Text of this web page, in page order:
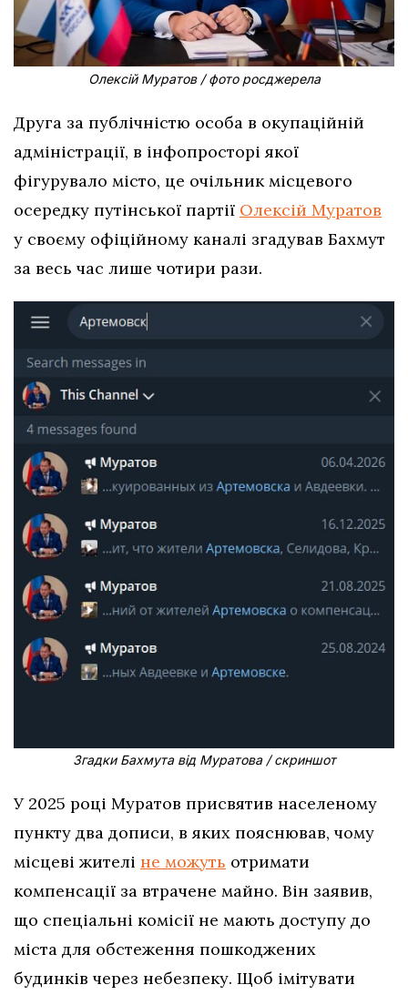
Олексій Муратов / фото росджерела
Друга за публічністю особа в окупаційній
адміністрації, в інфопросторі якої
фігурувало місто, це очільник місцевого
осередку путінської партії Олексій Муратов
у своєму офіційному каналі згадував Бахмут
за весь час лише чотири рази.
Згадки Бахмута від Муратова / скриншот
У 2025 році Муратов присвятив населеному
пункту два дописи, в яких пояснював, чому
місцеві жителі не можуть отримати
компенсації за втрачене майно. Він заявив,
що спеціальні комісії не мають доступу до
міста для обстеження пошкоджених
будинків через небезпеку. Щоб імітувати